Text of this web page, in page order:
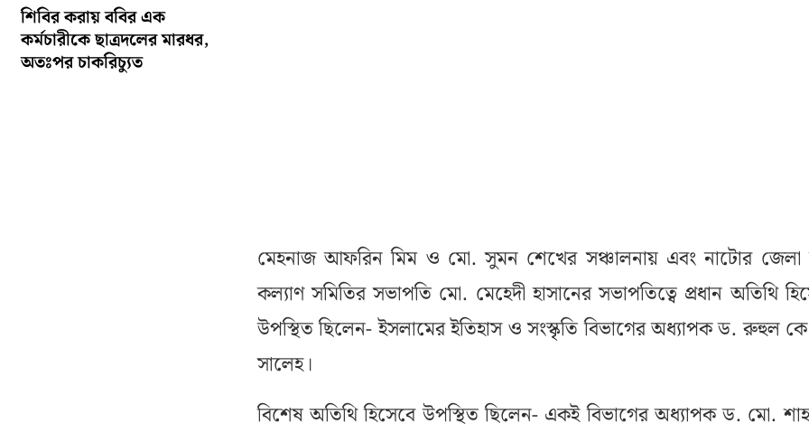
শিবির করায় ববির এক
কর্মচারীকে ছাত্রদলের মারধর,
অতঃপর চাকরিচ্যুত
মেহনাজ আফরিন মিম ও মো. সুমন শেখের সঞ্চালনায় এবং নাটোর জেলা
কল্যাণ সমিতির সভাপতি মো. মেহেদী হাসানের সভাপতিত্বে প্রধান অতিথি
উপস্থিত ছিলেন- ইসলামের ইতিহাস ও সংস্কৃতি বিভাগের অধ্যাপক ড. রুহুল
সালেহ।
বিশেষ অতিথি হিসেবে উপস্থিত ছিলেন- একই বিভাগের অধ্যাপক ড. মো.